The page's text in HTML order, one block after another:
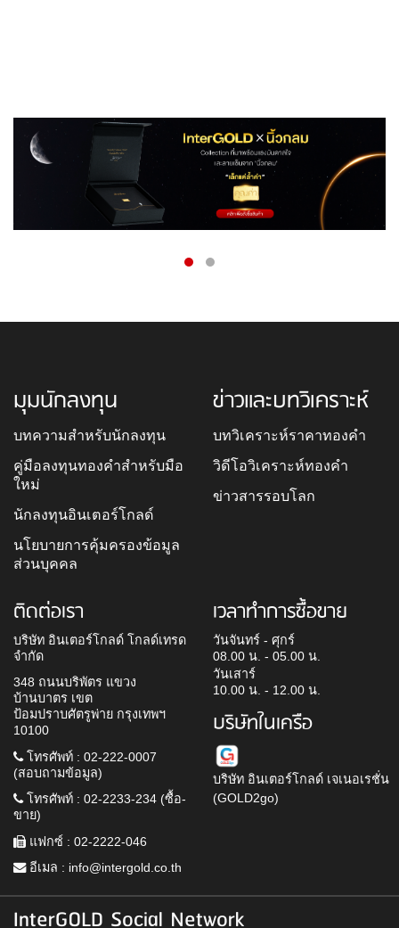
มุมนักลงทุน
บทความสำหรับนักลงทุน
คู่มือลงทุนทองคำสำหรับมือ
ใหม่
นักลงทุนอินเตอร์โกลด์
นโยบายการคุ้มครองข้อมูล
ส่วนบุคคล
ข่าวและบทวิเคราะห์
บทวิเคราะห์ราคาทองคำ
วิดีโอวิเคราะห์ทองคำ
ข่าวสารรอบโลก
ติดต่อเรา
บริษัท อินเตอร์โกลด์ โกลด์เทรด
จำกัด
348 ถนนบริพัตร แขวง
บ้านบาตร เขต
ป้อมปราบศัตรูพ่าย กรุงเทพฯ
10100
โทรศัพท์ : 02-222-0007
(สอบถามข้อมูล)
โทรศัพท์ : 02-2233-234 (ซื้อ-
ขาย)
แฟกซ์ : 02-2222-046
อีเมล : info@intergold.co.th
เวลาทำการซื้อขาย
วันจันทร์ - ศุกร์
08.00 น. - 05.00 น.
วันเสาร์
10.00 น. - 12.00 น.
บริษัทในเครือ
บริษัท อินเตอร์โกลด์ เจเนอเรชั่น
(GOLD2go)
InterGOLD Social Network